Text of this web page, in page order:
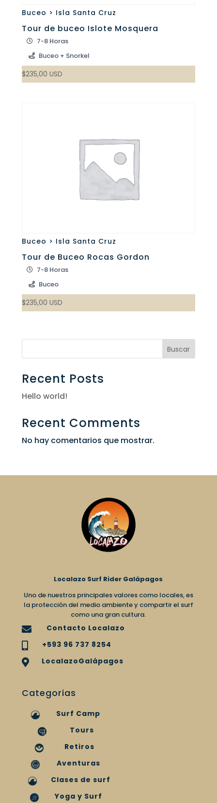
Buceo > Isla Santa Cruz
Tour de buceo Islote Mosquera
7-8 Horas
Buceo + Snorkel
$235,00 USD
Buceo > Isla Santa Cruz
Tour de Buceo Rocas Gordon
7-8 Horas
Buceo
$235,00 USD
Buscar
Recent Posts
Hello world!
Recent Comments
No hay comentarios que mostrar.
Localazo Surf Rider Galápagos
Uno de nuestros principales valores como locales, es
la protección del medio ambiente y compartir el surf
como una gran cultura.
 Contacto Localazo
 +593 96 737 8254
 LocalazoGalápagos
Categorias
Surf Camp
Tours
Retiros
Aventuras
Clases de surf
Yoga y Surf